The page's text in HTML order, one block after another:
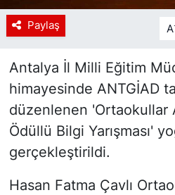
Paylaş A
Antalya İl Milli Eğitim
himayesinde ANTGİAD
düzenlenen 'Ortaokullar
Ödüllü Bilgi Yarışması'
gerçekleştirildi.
Hasan Fatma Çavlı